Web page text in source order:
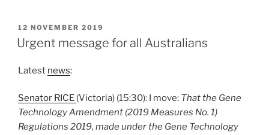
GEPLAATST
OP
12 NOVEMBER 2019
Urgent message for all Australians
Latest news:
Senator RICE (Victoria) (15:30): I move: That the Gene
Technology Amendment (2019 Measures No. 1)
Regulations 2019, made under the Gene Technology